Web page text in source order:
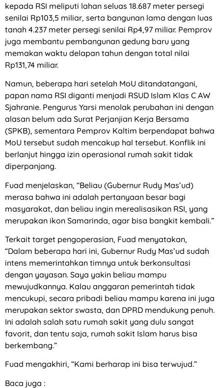
kepada RSI meliputi lahan seluas 18.687 meter persegi
senilai Rp103,5 miliar, serta bangunan lama dengan luas
tanah 4.237 meter persegi senilai Rp4,97 miliar. Pemprov
juga membantu pembangunan gedung baru yang
memakan waktu delapan tahun dengan total nilai
Rp131,74 miliar.
Namun, beberapa hari setelah MoU ditandatangani,
papan nama RSI diganti menjadi RSUD Islam Klas C AW
Sjahranie. Pengurus Yarsi menolak perubahan ini dengan
alasan belum ada Surat Perjanjian Kerja Bersama
(SPKB), sementara Pemprov Kaltim berpendapat bahwa
MoU tersebut sudah mencakup hal tersebut. Konflik ini
berlanjut hingga izin operasional rumah sakit tidak
diperpanjang.
Fuad menjelaskan, “Beliau (Gubernur Rudy Mas’ud)
merasa bahwa ini adalah pertanyaan besar bagi
masyarakat, dan beliau ingin merealisasikan RSI, yang
merupakan ikon Samarinda, agar bisa bangkit kembali.”
Terkait target pengoperasian, Fuad menyatakan,
“Dalam beberapa hari ini, Gubernur Rudy Mas’ud sudah
intens memerintahkan timnya untuk berkonsultasi
dengan yayasan. Saya yakin beliau mampu
mewujudkannya. Kalau anggaran pemerintah tidak
mencukupi, secara pribadi beliau mampu karena ini juga
merupakan sektor swasta, dan DPRD mendukung penuh.
Ini adalah salah satu rumah sakit yang dulu sangat
favorit, dan tentu saja, rumah sakit Islam harus bisa
berkembang.”
Fuad mengakhiri, “Kami berharap ini bisa terwujud.”
Baca juga :